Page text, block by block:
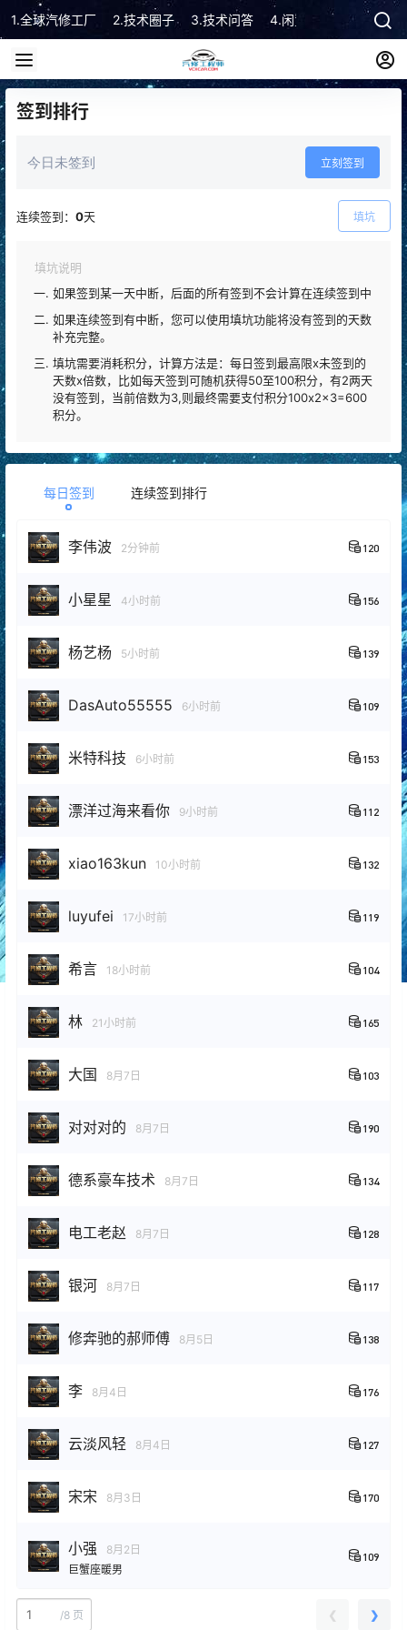
1.全球汽修工厂 2.技术圈子 3.技术问答 4.闲置市场 5.技术顾
签到排行
今日未签到 立刻签到
连续签到： 0天 填坑
填坑说明
如果签到某一天中断，后面的所有签到不会计算在连续签到中
如果连续签到有中断，您可以使用填坑功能将没有签到的天数
补充完整。
填坑需要消耗积分，计算方法是：每日签到最高限x未签到的
天数x倍数，比如每天签到可随机获得50至100积分，有2两天
没有签到，当前倍数为3,则最终需要支付积分100x2x3=600
积分。
每日签到 连续签到排行
李伟波 2分钟前 120
小星星 4小时前 156
杨艺杨 5小时前 139
DasAuto55555 6小时前 109
米特科技 6小时前 153
漂洋过海来看你 9小时前 112
xiao163kun 10小时前 132
luyufei 17小时前 119
希言 18小时前 104
林 21小时前 165
大国 8月7日 103
对对对的 8月7日 190
德系豪车技术 8月7日 134
电工老赵 8月7日 128
银河 8月7日 117
修奔驰的郝师傅 8月5日 138
李 8月4日 176
云淡风轻 8月4日 127
宋宋 8月3日 170
小强
8月2日
巨蟹座暖男
109
/8 页 ❮ ❯